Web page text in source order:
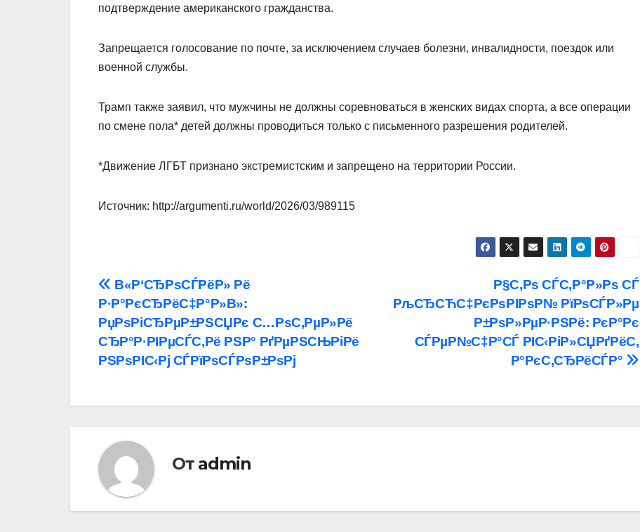
подтверждение американского гражданства.
Запрещается голосование по почте, за исключением случаев болезни, инвалидности, поездок или
военной службы.
Трамп также заявил, что мужчины не должны соревноваться в женских видах спорта, а все операции
по смене пола* детей должны проводиться только с письменного разрешения родителей.
*Движение ЛГБТ признано экстремистским и запрещено на территории России.
Источник: http://argumenti.ru/world/2026/03/989115
Навигация
по
записям
Р§С‚Рѕ СЃС‚Р°Р»Рѕ СЃ
РљСЂСЋС‡РєРѕРІРѕР№ РїРѕСЃР»Рµ
Р±РѕР»РµР·РЅРё: РєР°Рє
СЃРµР№С‡Р°СЃ РІС‹РіР»СЏРґРёС‚
Р°РєС‚СЂРёСЃР°
В«Р‘СЂРѕСЃРёР» Рё
Р·Р°РєСЂРёС‡Р°Р»В»:
РџРѕРіСЂРµР±РЅСЏРє С…РѕС‚РµР»Рё
СЂР°Р·РІРµСЃС‚Рё РЅР° РґРµРЅСЊРіРё
РЅРѕРІС‹Рј СЃРїРѕСЃРѕР±РѕРј
От admin